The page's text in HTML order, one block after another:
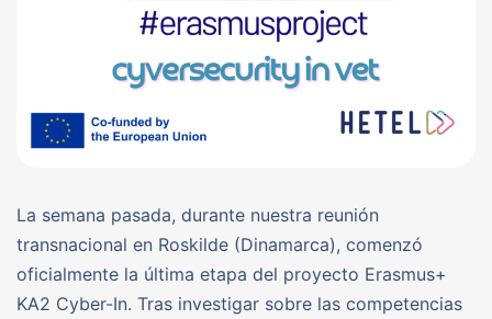
La semana pasada, durante nuestra reunión
transnacional en Roskilde (Dinamarca), comenzó
oficialmente la última etapa del proyecto Erasmus+
KA2 Cyber-In. Tras investigar sobre las competencias